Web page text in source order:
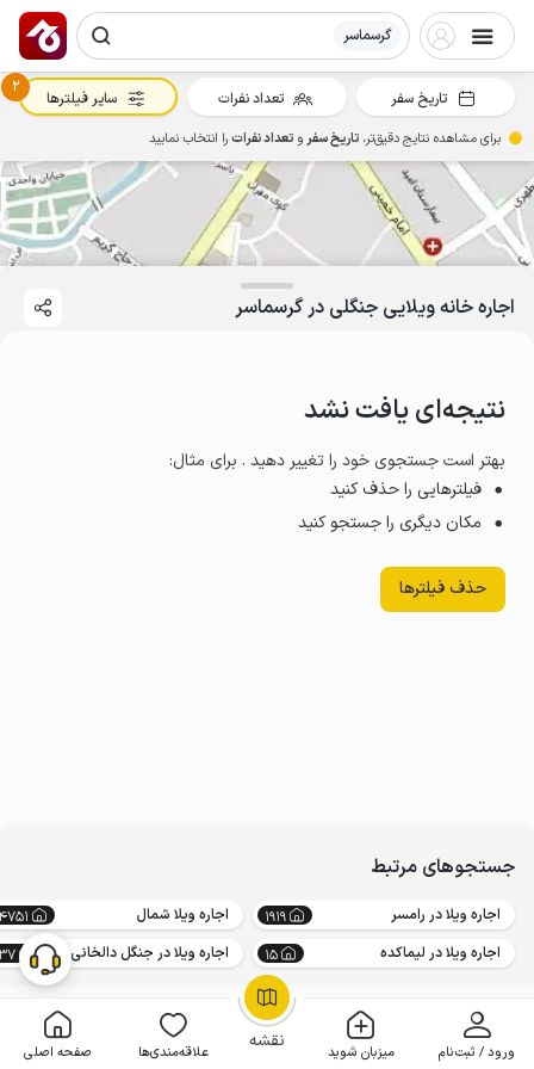
گرسماسر
نقشه ورود / ثبت‌نام میزبان شوید علاقه‌مندی‌ها صفحه اصلی
OpenStreetMap
اجاره خانه ویلایی جنگلی در گرسماسر
نتیجه‌ای یافت نشد
بهتر است جستجوی خود را تغییر دهید . برای مثال:
فیلترهایی را حذف کنید
مکان دیگری را جستجو کنید
حذف فیلترها
جستجوهای مرتبط
اجاره ویلا در رامسر 1919 اجاره ویلا شمال
اجاره ویلا در لیماکده
15 اجاره ویلا در جنگل دالخانی
تاریخ سفر تعداد نفرات
2
سایر فیلترها
برای مشاهده نتایج دقیق‌تر، تاریخ سفرو تعداد نفراترا انتخاب نمایید